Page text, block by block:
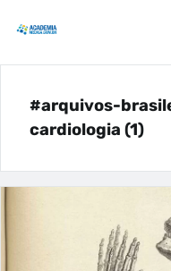
#arquivos-
cardiologia (1)